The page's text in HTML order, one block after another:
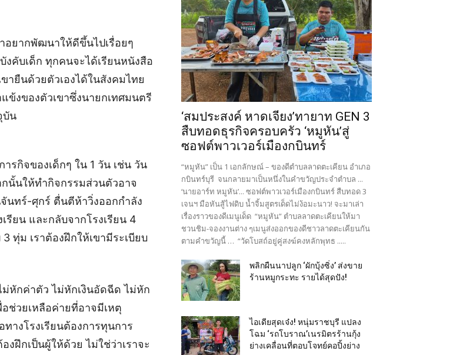
อยากพัฒนาให้ดีขึ้นไปเรื่อยๆ
งคับเด็ก ทุกคนจะได้เรียนหนังสือ
ายืนด้วยตัวเองได้ในสังคมไทย
ข้งของตัวเขาซึ่งนายกเทศมนตรี
บัน
รกิจของเด็กๆ ใน 1 วัน เช่น วัน
กนั้นให้ทำกิจกรรมส่วนตัวอาจ
นทร์-ศุกร์ ตื่นตีห้าวิ่งออกกำลัง
รียน และกลับจากโรงเรียน 4
ทุ่ม เราต้องฝึกให้เขามีระเบียบ
หักค่าตัว ไม่หักเงินอัดฉีด ไม่หัก
ช่วยเหลือค่ายที่อาจมีเหตุ
างโรงเรียนต้องการทุนการ
งฝึกเป็นผู้ให้ด้วย ไม่ใช่ว่าเราจะ
‘สมประสงค์ หาดเจียง’ทายาท GEN 3
สืบทอดธุรกิจครอบครัว ‘หมูหัน’สู่
ซอฟต์พาวเวอร์เมืองกบินทร์
“หมูหัน” เป็น 1 เอกลักษณ์ – ของดีตำบลลาดตะเคียน อำเภอ
กบินทร์บุรี จนกลายมาเป็นหนึ่งในคำขวัญประจำตำบล ...
‘นายอาร์ท หมูหัน’... ซอฟต์พาวเวอร์เมืองกบินทร์ สืบทอด 3
เจนฯ มือหันสู้ไฟดิบ น้ำจิ้มสูตรเด็ดไม่ง้อมะนาว! จะมาเล่า
เรื่องราวของดีเมนูเด็ด “หมูหัน” ตำบลลาดตะเคียนให้มา
ชวนชิม-จองงานต่าง ๆเมนูส่งออกของดีชาวลาดตะเคียนกัน
ตามคำขวัญนี้ … “วัดโบสถ์อยู่คู่สงฆ์คงหลักพุทธ .....
พลิกผืนนาปลูก ‘ผักบุ้งซิ่ง’ ส่งขาย
ร้านหมูกระทะ รายได้สุดปัง!
ไอเดียสุดเจ๋ง! หนุ่มราชบุรี แปลง
โฉม ‘รถโบราณ’เนรมิตรร้านกุ้ง
ย่างเคลื่อนที่ตอบโจทย์คอปิ้งย่าง